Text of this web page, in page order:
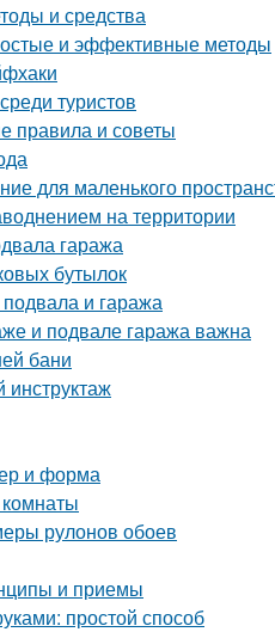
и средства
и эффективные методы
туристов
правила и советы
для маленького
на территории
гаража
бутылок
и гаража
и подвале гаража важна
бани
инструктаж
и форма
рулонов обоев
и приемы
простой способ